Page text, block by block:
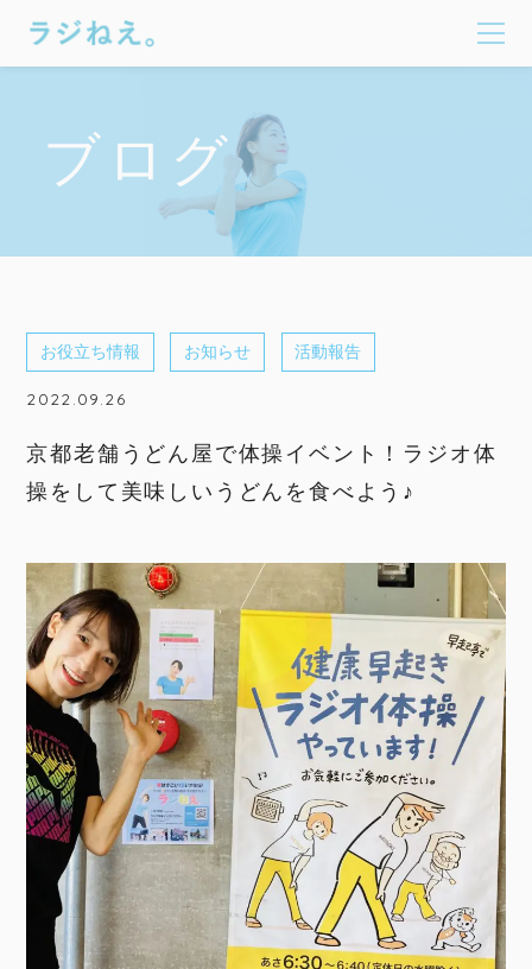
ブログ
お役立ち情報 お知らせ 活動報告
2022.09.26
京都老舗うどん屋で体操イベント！ラジオ体
操をして美味しいうどんを食べよう♪